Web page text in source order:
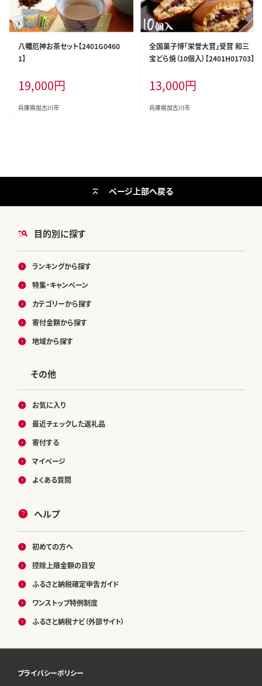
八幡厄神お茶セット【2401G0460
1】
19,000円
兵庫県加古川市
全国菓子博「栄誉大賞」受賞 和三
宝どら焼（10個入）【2401H01703】
13,000円
兵庫県加古川市
目的別に探す
ランキングから探す
特集・キャンペーン
カテゴリーから探す
寄付金額から探す
地域から探す
その他
お気に入り
最近チェックした返礼品
寄付する
マイページ
よくある質問
ヘルプ
初めての方へ
控除上限金額の目安
ふるさと納税確定申告ガイド
ワンストップ特例制度
ふるさと納税ナビ（外部サイト）
ページ上部へ戻る
プライバシーポリシー